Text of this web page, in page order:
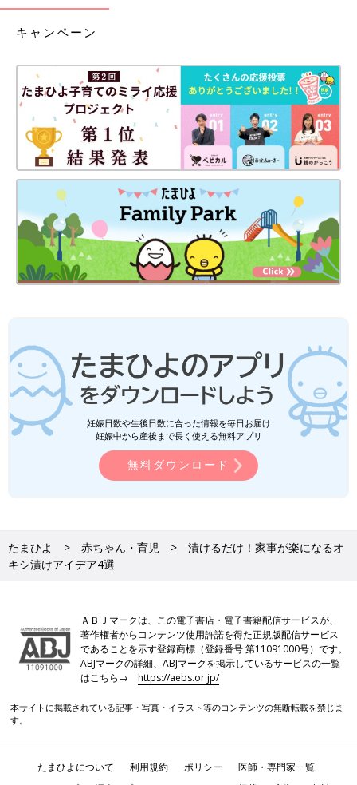
キャンペーン
妊娠日数や生後日数に合った情報を毎日お届け
妊娠中から産後まで長く使える無料アプリ
無料ダウンロード
たまひよ 赤ちゃん・育児
漬けるだけ！家事が楽になるオ
キシ漬けアイデア4選
ＡＢＪマークは、この電子書店・電子書籍配信サービスが、
著作権者からコンテンツ使用許諾を得た正規版配信サービス
であることを示す登録商標（登録番号 第11091000号）です。
ABJマークの詳細、ABJマークを掲示しているサービスの一覧
はこちら→https://aebs.or.jp/
本サイトに掲載されている記事・写真・イラスト等のコンテンツの無断転載を禁じま
す。
たまひよについて 利用規約 ポリシー
医師・専門家一覧